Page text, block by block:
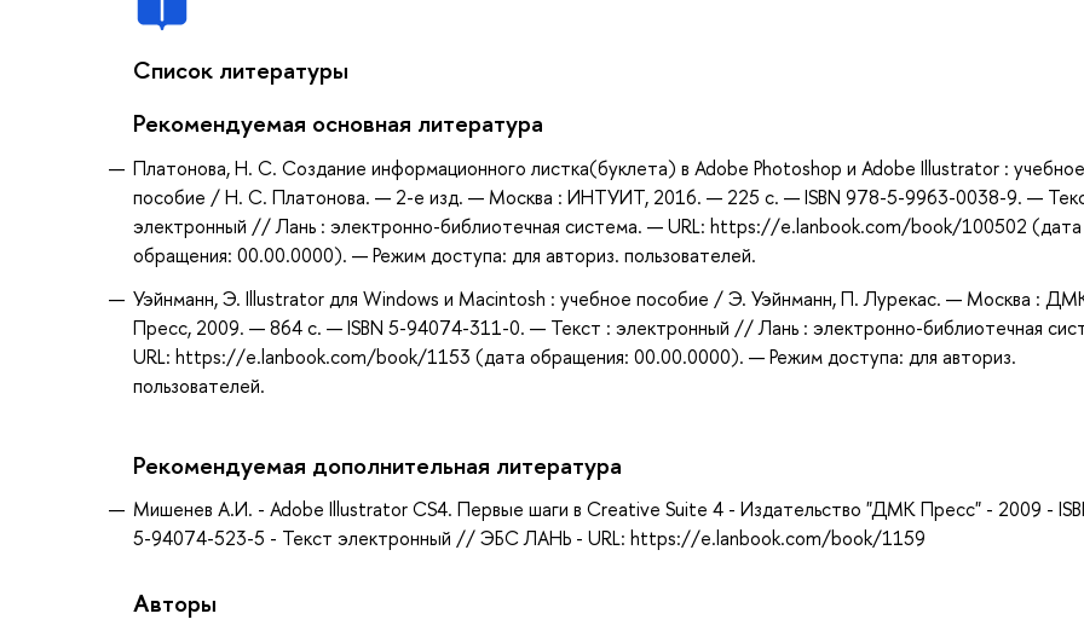
Список литературы
Рекомендуемая основная литература
Платонова, Н. С. Создание информационного листка(буклета) в Adobe Photoshop и Adobe Illustrator : учебное
пособие / Н. С. Платонова. — 2-е изд. — Москва : ИНТУИТ, 2016. — 225 с. — ISBN 978-5-9963-0038-9. —
электронный // Лань : электронно-библиотечная система. — URL: https://e.lanbook.com/book/100502 (дата
обращения: 00.00.0000). — Режим доступа: для авториз. пользователей.
Уэйнманн, Э. Illustrator для Windows и Macintosh : учебное пособие / Э. Уэйнманн, П. Лурекас. — Москва :
Пресс, 2009. — 864 с. — ISBN 5-94074-311-0. — Текст : электронный // Лань : электронно-библиотечная
URL: https://e.lanbook.com/book/1153 (дата обращения: 00.00.0000). — Режим доступа: для авториз.
пользователей.
Рекомендуемая дополнительная литература
Мишенев А.И. - Adobe Illustrator СS4. Первые шаги в Creative Suite 4 - Издательство "ДМК Пресс" - 2009 -
5-94074-523-5 - Текст электронный // ЭБС ЛАНЬ - URL: https://e.lanbook.com/book/1159
Авторы